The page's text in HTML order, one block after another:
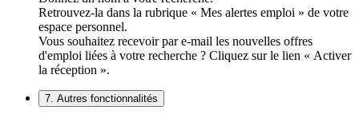
Retrouvez-la dans la rubrique « Mes alertes emploi » de votre
espace personnel.
Vous souhaitez recevoir par e-mail les nouvelles offres
d'emploi liées à votre recherche ? Cliquez sur le lien « Activer
la réception ».
7. Autres fonctionnalités